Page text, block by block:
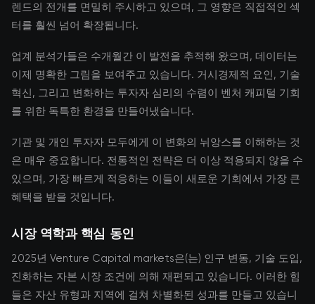
렌드의 전개를 면밀히 주시하고 있으며, 그 영향은 직접적인 섹
터를 훨씬 넘어 확장됩니다.
업계 분석가들은 수개월간 이 발전을 추적해 왔으며, 데이터는
이제 명확한 그림을 보여주고 있습니다. 거시경제적 요인, 기술
혁신, 그리고 변화하는 투자자 심리의 수렴이 벤처 캐피털 기회
를 위한 독특한 환경을 만들어냈습니다.
기관 및 개인 투자자 모두에게 이 변화의 뉘앙스를 이해하는 것
은 매우 중요합니다. 전통적인 전략은 더 이상 적용되지 않을 수
있으며, 가장 빠르게 적응하는 이들이 새로운 기회에서 가장 큰
혜택을 받을 것입니다.
시장 역학과 핵심 동인
2025년 Venture Capital markets은(는) 인구 변동, 기술 도입,
진화하는 자본 시장 조건에 의해 재편되고 있습니다. 이러한 힘
들은 자산 유형과 지역에 걸쳐 차별화된 성과를 만들고 있습니